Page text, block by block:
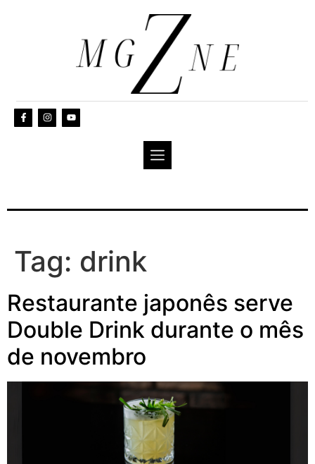
Tag: drink
Restaurante japonês serve
Double Drink durante o mês
de novembro